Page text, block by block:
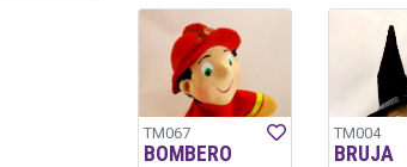
TM067
BOMBERO
TM004
BRUJA